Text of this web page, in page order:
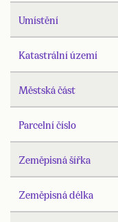
Umístění
Katastrální území
Městská část
Parcelní číslo
Zeměpisná šířka
Zeměpisná délka